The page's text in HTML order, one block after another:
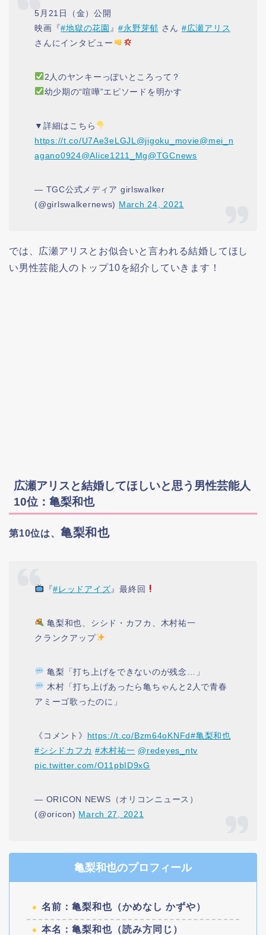
5月21日（金）公開
映画『#地獄の花園 』#永野芽郁 さん #広瀬アリス
さんにインタビュー
2人のヤンキーっぽいところって？
幼少期の“喧嘩”エピソードを明かす
▼詳細はこちら
https://t.co/U7Ae3eLGJL @jigoku_movie@mei_n
agano0924@Alice1211_Mg@TGCnews
— TGC公式メディア girlswalker
(@girlswalkernews) March 24, 2021
では、広瀬アリスとお似合いと言われる結婚してほし
い男性芸能人のトップ10を紹介していきます！
広瀬アリスと結婚してほしいと思う男性芸能人
10位：亀梨和也
第10位は、 亀梨和也
『#レッドアイズ』最終回
亀梨和也、シシド・カフカ、木村祐一
クランクアップ
亀梨「打ち上げをできないのが残念…」
木村「打ち上げあったら亀ちゃんと2人で青春
アミーゴ歌ったのに」
《コメント》 https://t.co/Bzm64oKNFd#亀梨和也
#シシドカフカ #木村祐一 @redeyes_ntv
pic.twitter.com/O11pbID9xG
— ORICON NEWS（オリコンニュース）
(@oricon) March 27, 2021
亀梨和也のプロフィール
名前：亀梨和也（かめなし かずや）
本名：亀梨和也（読み方同じ）